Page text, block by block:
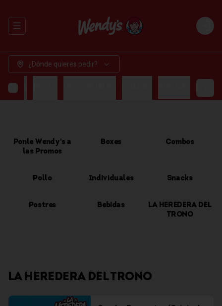
Abrir menu de navegación Login
¿Dónde quieres pedir?
Ponle Wendy's a
las Promos
Boxes Combos
Pollo Individuales Snacks
Postres Bebidas
LA HEREDERA DEL
TRONO
LA HEREDERA DEL TRONO